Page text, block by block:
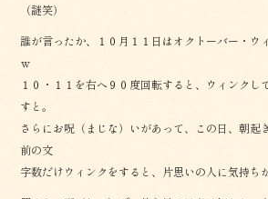
（謎笑）
誰が言ったか、１０月１１日はオクトーバー・ウ
ｗ
１０・１１を右へ９０度回転すると、ウィンクし
すと。
さらにお呪（まじな）いがあって、この日、朝起
前の文
字数だけウィンクをすると、片思いの人に気持ち